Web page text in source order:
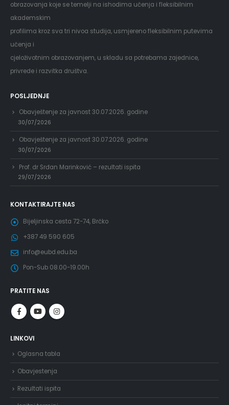
obrazovanja koje se temelji na ishodima učenja i fleksibilnim
akademskim
profilima kroz sva tri nivoa studija, usmjereno fleksibilnim putevima
učenja i
cjeloživotnim obrazovanjem, u skladu sa potrebama zajednice,
privrede i razvitka društva.
POSLJEDNJE
Obavještenje za javnost 30.07.2026. godine
30/07/2026
Obavještenje za javnost 30.07.2026. godine
30/07/2026
Prof. dr Srđan Marinković – rezultati ispita
29/07/2026
KONTAKTIRAJTE NAS
Bijeljinska cesta 72-74, Brčko
+387 49 590 605
info@eubd.edu.ba
Pon-Sub 08.00-19.00h
PRATITE NAS
LINKOVI
Oglasna tabla
Obavjestenja
Rezultati ispita